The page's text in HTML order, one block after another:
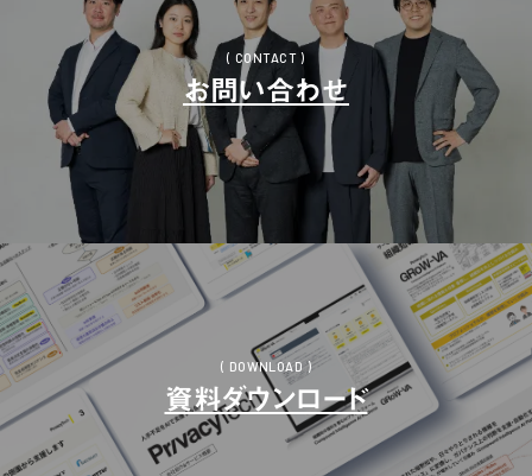
( CONTACT )
お問い合わせ
( DOWNLOAD )
資料ダウンロード